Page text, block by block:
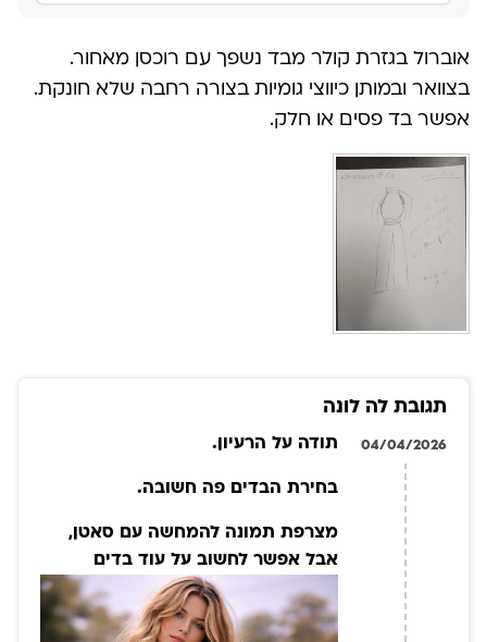
אוברול בגזרת קולר מבד נשפך עם רוכסן מאחור.
בצוואר ובמותן כיווצי גומיות בצורה רחבה שלא חונקת.
אפשר בד פסים או חלק.
תגובת לה לונה
04/04/2026 תודה על הרעיון.
בחירת הבדים פה חשובה.
מצרפת תמונה להמחשה עם סאטן,
אבל אפשר לחשוב על עוד בדים